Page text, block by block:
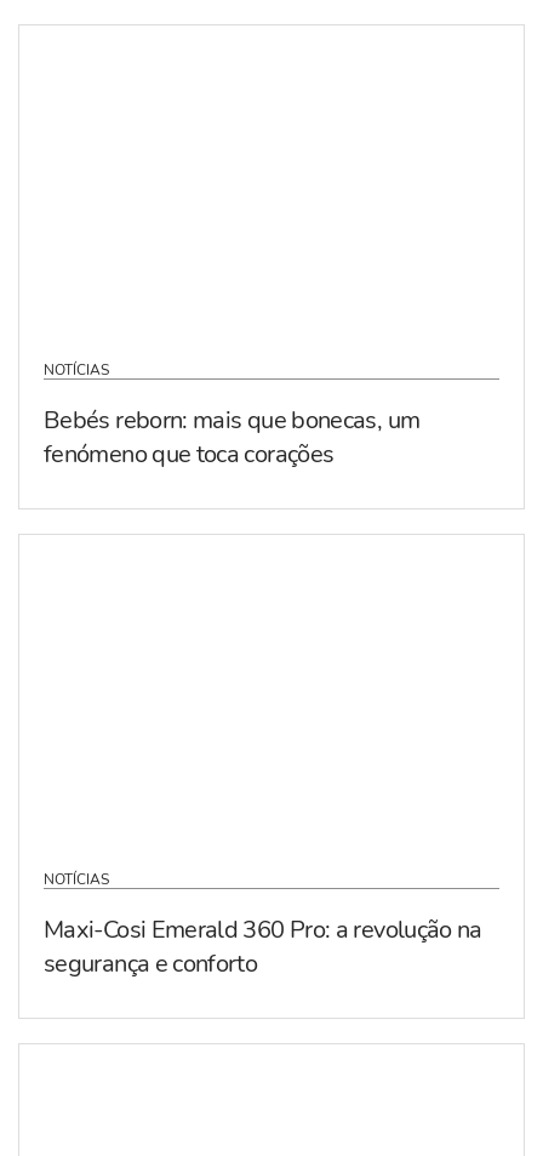
NOTÍCIAS
Bebés reborn: mais que bonecas, um
fenómeno que toca corações
NOTÍCIAS
Maxi-Cosi Emerald 360 Pro: a revolução na
segurança e conforto